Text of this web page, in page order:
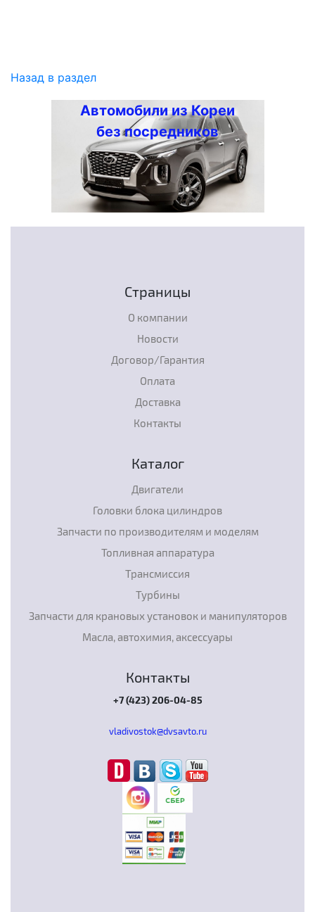
Назад в раздел
Автомобили из Кореи
без посредников
Страницы
О компании
Новости
Договор/Гарантия
Оплата
Доставка
Контакты
Каталог
Двигатели
Головки блока цилиндров
Запчасти по производителям и моделям
Топливная аппаратура
Трансмиссия
Турбины
Запчасти для крановых установок и манипуляторов
Масла, автохимия, аксессуары
Контакты
+7 (423) 206-04-85
vladivostok@dvsavto.ru